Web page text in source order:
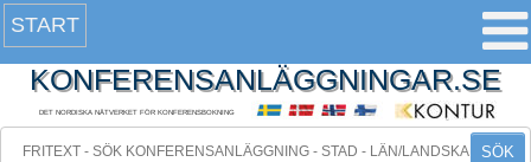
START
KONFERENSANLÄGGNINGAR.SE
DET NORDISKA NÄTVERKET FÖR KONFERENSBOKNING
SÖK